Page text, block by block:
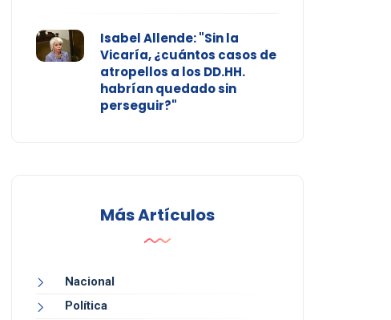
Isabel Allende: "Sin la
Vicaría, ¿cuántos casos de
atropellos a los DD.HH.
habrían quedado sin
perseguir?"
Más Artículos
Nacional
Política